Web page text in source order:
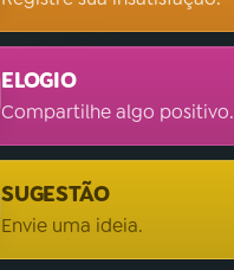
ELOGIO
Compartilhe algo positivo.
SUGESTÃO
Envie uma ideia.